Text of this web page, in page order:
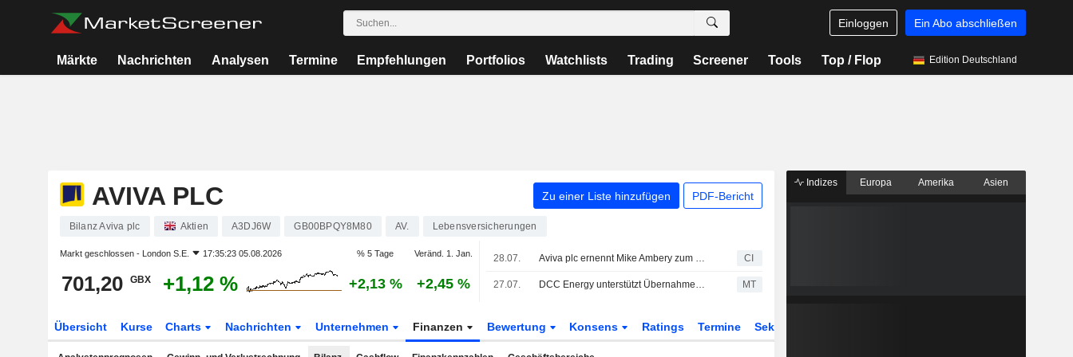
Einloggen Ein Abo abschließen
Märkte Nachrichten Analysen Termine Empfehlungen Portfolios Watchlists Trading Screener Tools Top / Flop Edition Deutschland
AVIVA PLC Zu einer Liste hinzufügen PDF-Bericht
Bilanz Aviva plc Aktien A3DJ6W GB00BPQY8M80 AV. Lebensversicherungen
Markt geschlossen - London S.E. 17:35:23 05.08.2026 % 5 Tage Veränd. 1. Jan.
701,20 GBX +1,12 % +2,13 % +2,45 %
28.07. Aviva plc ernennt Mike Ambery zum Director of Wealth Policy CI
27.07. DCC Energy unterstützt Übernahmeangebot über 5,75 Mrd. GBP von KKR und Bridgepoint Group MT
Übersicht Kurse Charts Nachrichten Unternehmen Finanzen Bewertung Konsens Ratings Termine Sektor
Indizes Europa Amerika Asien